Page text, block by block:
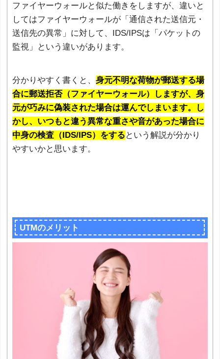
ファイヤーウォールと似た働きをしますが、違いと
してはファイヤーウォールが「通信された送信元・
送信先の異常」に対して、IDS/IPSは「パケットの
監視」という違いがあります。
分かりやすく書くと、 身元不明な荷物が郵送する場
合に郵送拒否（ファイヤーウォール）しますが、身
元が巧みに偽装された場合は運んでしまいます。し
かし、いつもと違う異常な重さや音があった場合に
中身の検査（IDS/IPS）をする という解説が分かり
やすいかと思います。
UTMのメリット